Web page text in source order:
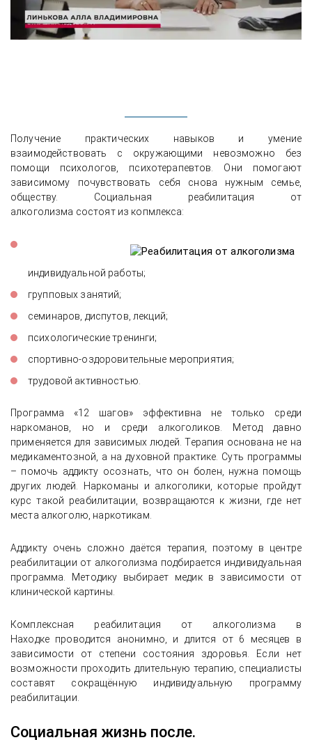
Получение практических навыков и умение
взаимодействовать с окружающими невозможно без
помощи психологов, психотерапевтов. Они помогают
зависимому почувствовать себя снова нужным семье,
обществу. Социальная реабилитация от
алкоголизма состоят из копмлекса:
индивидуальной работы;
групповых занятий;
семинаров, диспутов, лекций;
психологические тренинги;
спортивно-оздоровительные мероприятия;
трудовой активностью.
Программа «12 шагов» эффективна не только среди
наркоманов, но и среди алкоголиков. Метод давно
применяется для зависимых людей. Терапия основана не на
медикаментозной, а на духовной практике. Суть программы
– помочь аддикту осознать, что он болен, нужна помощь
других людей. Наркоманы и алкоголики, которые пройдут
курс такой реабилитации, возвращаются к жизни, где нет
места алкоголю, наркотикам.
Аддикту очень сложно даётся терапия, поэтому в центре
реабилитации от алкоголизма подбирается индивидуальная
программа. Методику выбирает медик в зависимости от
клинической картины.
Комплексная реабилитация от алкоголизма в
Находке проводится анонимно, и длится от 6 месяцев в
зависимости от степени состояния здоровья. Если нет
возможности проходить длительную терапию, специалисты
составят сокращённую индивидуальную программу
реабилитации.
Социальная жизнь после.